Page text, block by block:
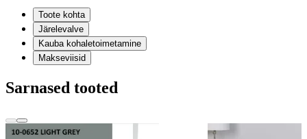
Toote kohta
Järelevalve
Kauba kohaletoimetamine
Makseviisid
Sarnased tooted